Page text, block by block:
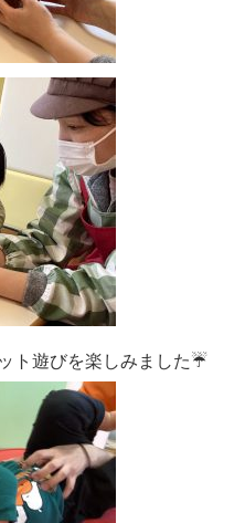
ト遊びを楽しみました☔